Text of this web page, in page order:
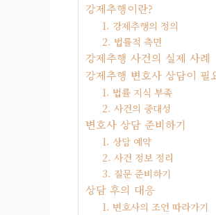
강제추행이란?
1. 강제추행의 정의
2. 법률적 측면
강제추행 사건의 실제 사례
강제추행 변호사 상담이 필
1. 법률 지식 부족
2. 사건의 중대성
변호사 상담 준비하기
1. 상담 예약
2. 사건 정보 정리
3. 질문 준비하기
상담 후의 대응
1. 변호사의 조언 따라가기